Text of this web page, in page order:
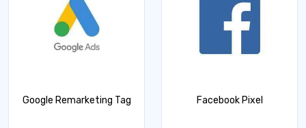
Google Remarketing Tag Facebook Pixel